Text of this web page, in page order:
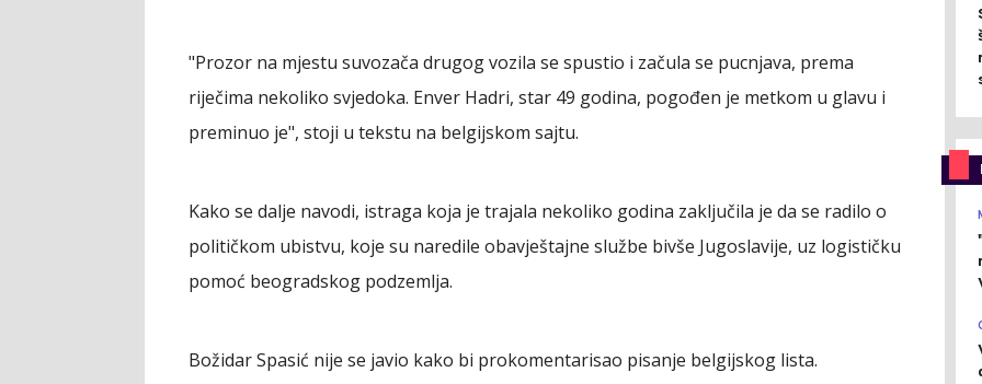
"Prozor na mjestu suvozača drugog vozila se spustio i začula se pucnjava, prema
riječima nekoliko svjedoka. Enver Hadri, star 49 godina, pogođen je metkom u glavu i
preminuo je", stoji u tekstu na belgijskom sajtu.
Kako se dalje navodi, istraga koja je trajala nekoliko godina zaključila je da se radilo o
političkom ubistvu, koje su naredile obavještajne službe bivše Jugoslavije, uz logističku
pomoć beogradskog podzemlja.
Božidar Spasić nije se javio kako bi prokomentarisao pisanje belgijskog lista.